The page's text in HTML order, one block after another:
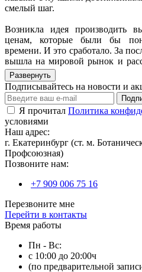
смелый шаг.
Возникла идея производить
ценам, которые были бы
времени. И это сработало. За
вышла на мировой рынок и
механических часов, которые
качеством и выгодной ценой.
Сейчас, спустя 120 лет, они все
была основана компания.
потенциал у них под
продолжает историю, идет
механические часы Swiss Made и
В нашем интернет-магазине вы
Развернуть
Подписывайтесь на новости и
Я прочитал Политика
условиями
Наш адрес:
г. Екатеринбург (ст. м.
Профсоюзная)
Позвоните нам:
+7 909 006 75 16
Перезвоните мне
Перейти в контакты
Время работы
Пн - Вс:
с 10:00 до 20:00ч
(по предварительной